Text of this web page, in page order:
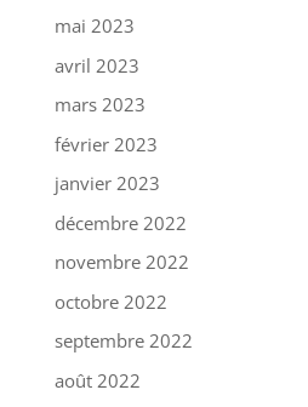
mai 2023
avril 2023
mars 2023
février 2023
janvier 2023
décembre 2022
novembre 2022
octobre 2022
septembre 2022
août 2022